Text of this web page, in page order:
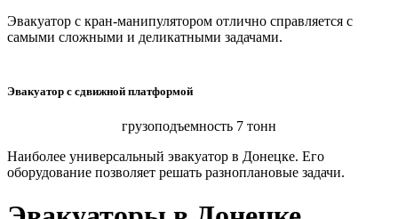
Эвакуатор с кран-манипулятором отлично справляется с
самыми сложными и деликатными задачами.
Эвакуатор с сдвижной платформой
грузоподъемность 7 тонн
Наиболее универсальный эвакуатор в Донецке. Его
оборудование позволяет решать разноплановые задачи.